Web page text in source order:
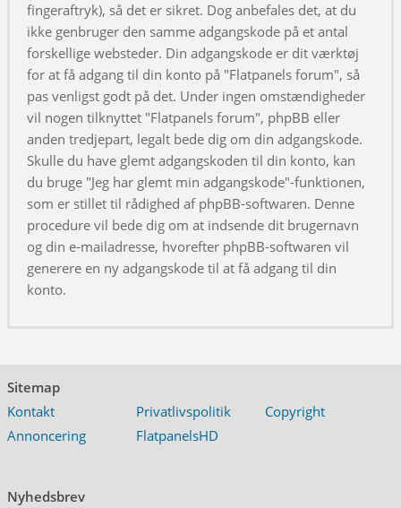
fingeraftryk), så det er sikret. Dog anbefales det, at du
ikke genbruger den samme adgangskode på et antal
forskellige websteder. Din adgangskode er dit værktøj
for at få adgang til din konto på "Flatpanels forum", så
pas venligst godt på det. Under ingen omstændigheder
vil nogen tilknyttet "Flatpanels forum", phpBB eller
anden tredjepart, legalt bede dig om din adgangskode.
Skulle du have glemt adgangskoden til din konto, kan
du bruge "Jeg har glemt min adgangskode"-funktionen,
som er stillet til rådighed af phpBB-softwaren. Denne
procedure vil bede dig om at indsende dit brugernavn
og din e-mailadresse, hvorefter phpBB-softwaren vil
generere en ny adgangskode til at få adgang til din
konto.
Sitemap
Kontakt
Privatlivspolitik
Copyright
Annoncering
FlatpanelsHD
Nyhedsbrev